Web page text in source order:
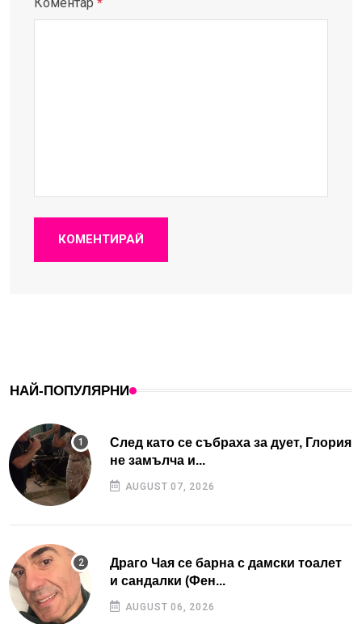
КОМЕНТИРАЙ
НАЙ-ПОПУЛЯРНИ
След като се събраха за дует, Глория
не замълча и...
AUGUST 07, 2026
Драго Чая се барна с дамски тоалет
и сандалки (Фен...
AUGUST 06, 2026